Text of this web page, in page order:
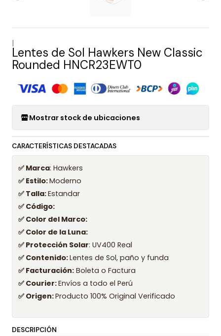
|
Lentes de Sol Hawkers New Classic
Rounded HNCR23EWT0
Mostrar stock de ubicaciones
CARACTERÍSTICAS DESTACADAS
✅ Marca: Hawkers
✅ Estilo:Moderno
✅ Talla:Estandar
✅ Código:
✅ Color del Marco:
✅ Color de la Luna:
✅ Protección Solar: UV400 Real
✅ Contenido:Lentes de Sol, paño y funda
✅ Facturación: Boleta o Factura
✅ Courier:Envíos a todo el Perú
✅ Origen:Producto 100% Original Verificado
DESCRIPCIÓN